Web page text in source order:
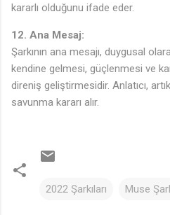
kararlı olduğunu ifade eder.
12. Ana Mesaj:
Şarkının ana mesajı, duygusal
kendine gelmesi, güçlenmesi ve
direniş geliştirmesidir. Anlatıcı,
savunma kararı alır.
2022 Şarkıları Muse